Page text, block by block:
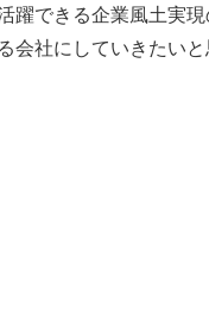
できる企業風土実
社にしていきたいと